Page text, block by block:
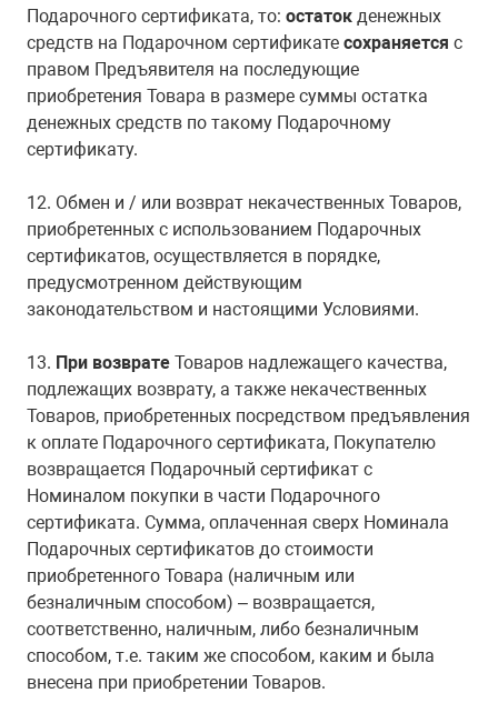
Подарочного сертификата, то: остаток денежных
средств на Подарочном сертификате сохраняется с
правом Предъявителя на последующие
приобретения Товара в размере суммы остатка
денежных средств по такому Подарочному
сертификату.
12. Обмен и / или возврат некачественных Товаров,
приобретенных с использованием Подарочных
сертификатов, осуществляется в порядке,
предусмотренном действующим
законодательством и настоящими Условиями.
13. При возврате Товаров надлежащего качества,
подлежащих возврату, а также некачественных
Товаров, приобретенных посредством предъявления
к оплате Подарочного сертификата, Покупателю
возвращается Подарочный сертификат с
Номиналом покупки в части Подарочного
сертификата. Сумма, оплаченная сверх Номинала
Подарочных сертификатов до стоимости
приобретенного Товара (наличным или
безналичным способом) – возвращается,
соответственно, наличным, либо безналичным
способом, т.е. таким же способом, каким и была
внесена при приобретении Товаров.